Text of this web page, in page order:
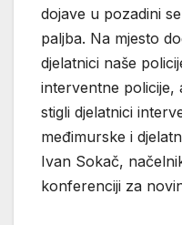
dojave u pozadini
paljba. Na mjesto
djelatnici naše
interventne
stigli djelatnici
međimurske i
Ivan Sokač,
konferenciji za